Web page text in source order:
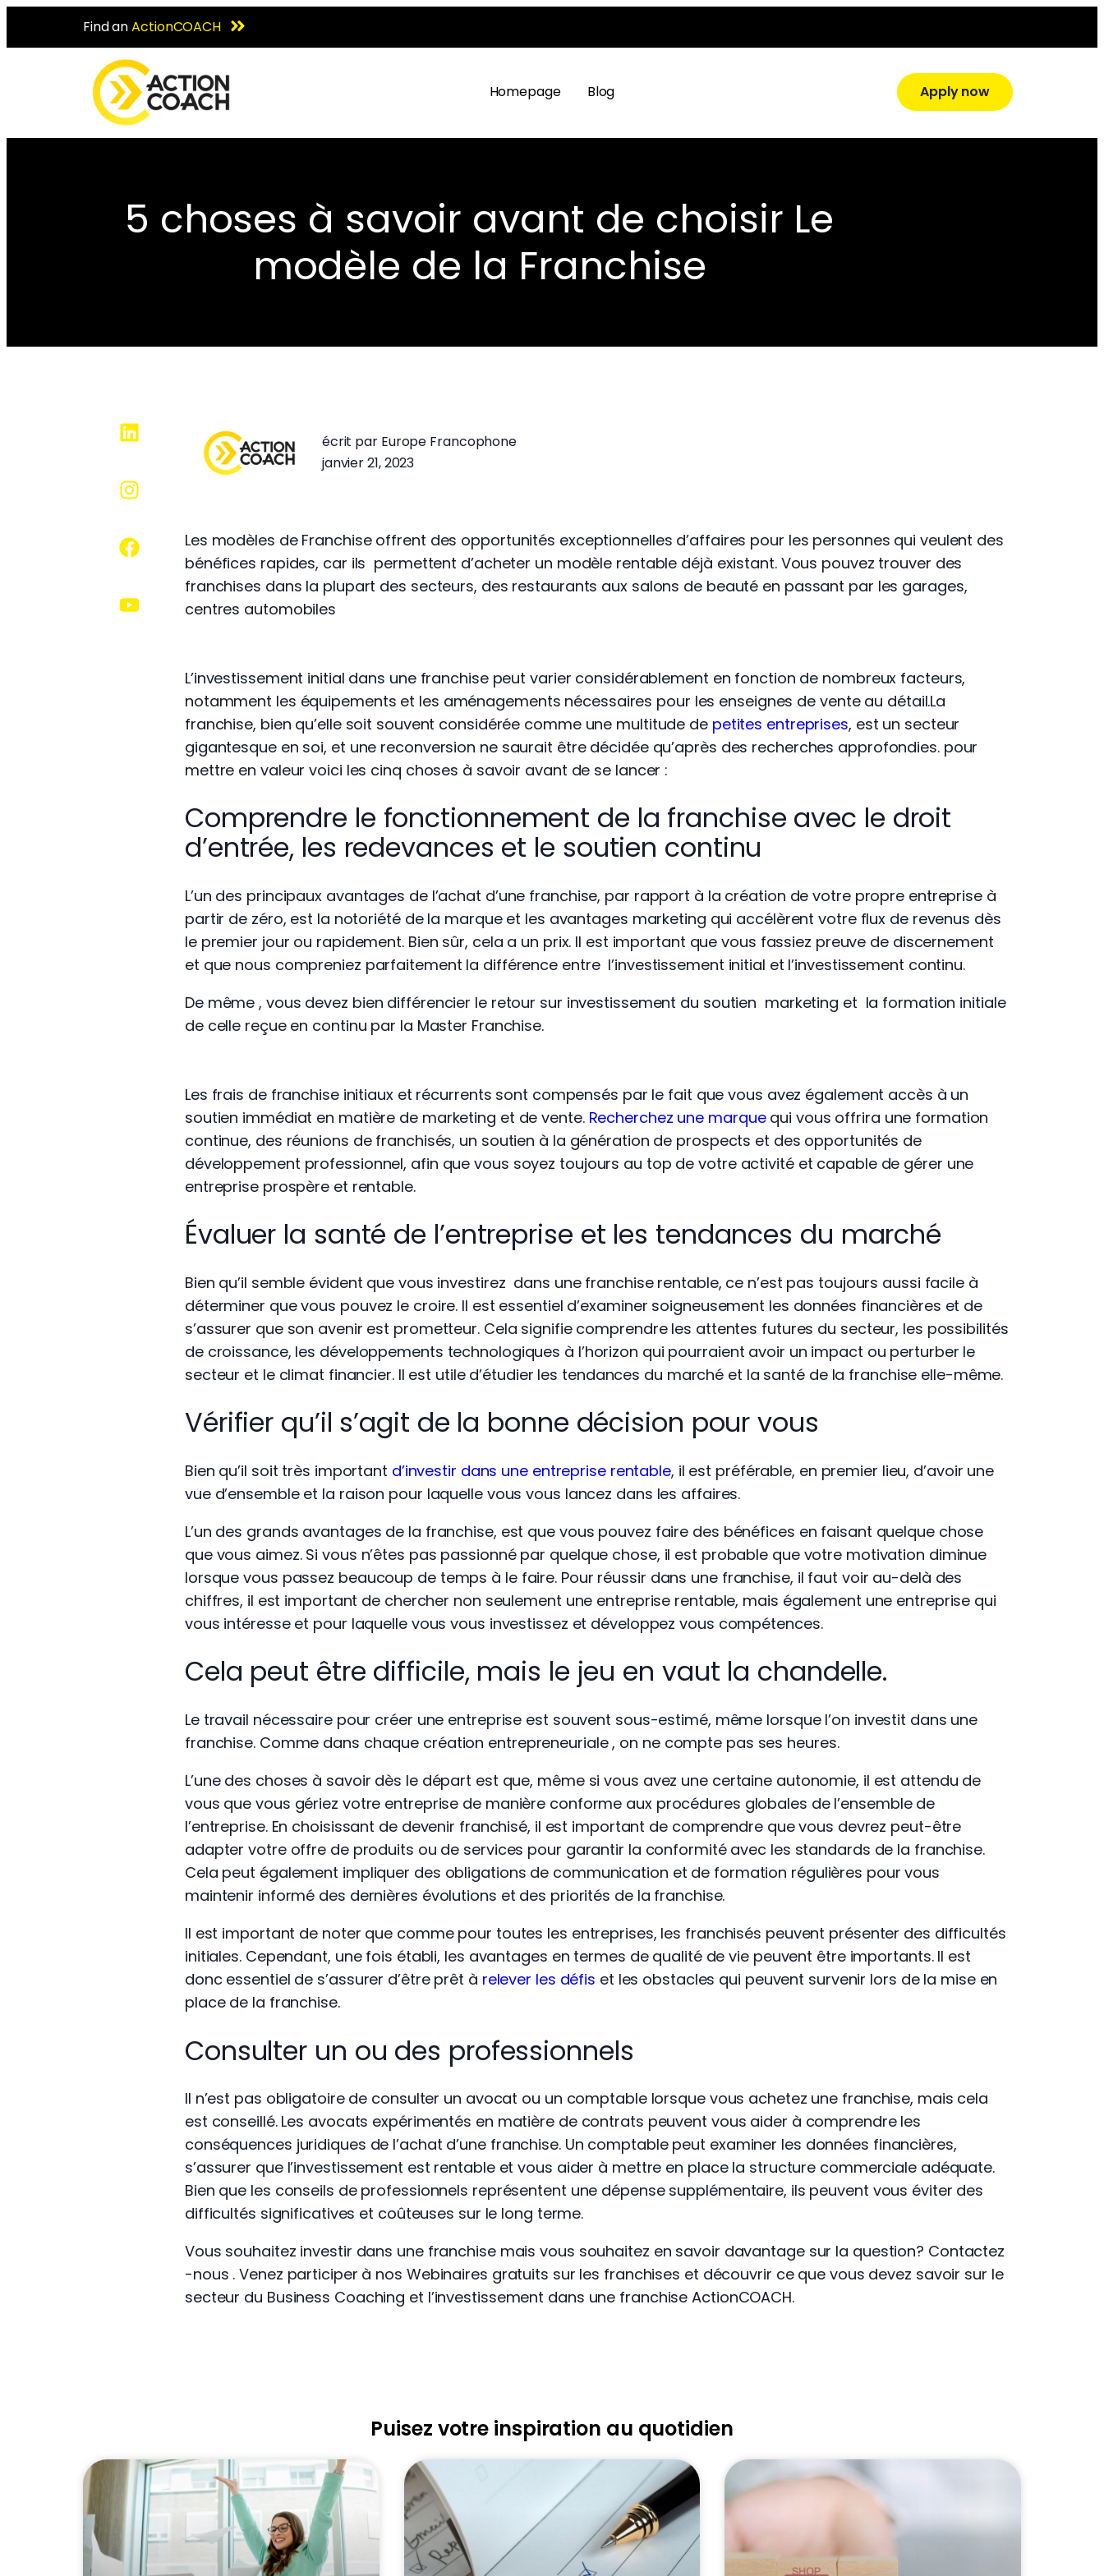
Find anActionCOACH
Homepage Blog Apply now
5 choses à savoir avant de choisir Le
modèle de la Franchise
écrit par Europe Francophone
janvier 21, 2023
Les modèles de Franchise offrent des opportunités exceptionnelles d’affaires pour les personnes qui veulent des
bénéfices rapides, car ils permettent d’acheter un modèle rentable déjà existant. Vous pouvez trouver des
franchises dans la plupart des secteurs, des restaurants aux salons de beauté en passant par les garages,
centres automobiles
L’investissement initial dans une franchise peut varier considérablement en fonction de nombreux facteurs,
notamment les équipements et les aménagements nécessaires pour les enseignes de vente au détail.La
franchise, bien qu’elle soit souvent considérée comme une multitude de petites entreprises, est un secteur
gigantesque en soi, et une reconversion ne saurait être décidée qu’après des recherches approfondies. pour
mettre en valeur voici les cinq choses à savoir avant de se lancer :
Comprendre le fonctionnement de la franchise avec le droit
d’entrée, les redevances et le soutien continu
L’un des principaux avantages de l’achat d’une franchise, par rapport à la création de votre propre entreprise à
partir de zéro, est la notoriété de la marque et les avantages marketing qui accélèrent votre flux de revenus dès
le premier jour ou rapidement. Bien sûr, cela a un prix. Il est important que vous fassiez preuve de discernement
et que nous compreniez parfaitement la différence entre l’investissement initial et l’investissement continu.
De même , vous devez bien différencier le retour sur investissement du soutien marketing et la formation initiale
de celle reçue en continu par la Master Franchise.
Les frais de franchise initiaux et récurrents sont compensés par le fait que vous avez également accès à un
soutien immédiat en matière de marketing et de vente. Recherchez une marquequi vous offrira une formation
continue, des réunions de franchisés, un soutien à la génération de prospects et des opportunités de
développement professionnel, afin que vous soyez toujours au top de votre activité et capable de gérer une
entreprise prospère et rentable.
Évaluer la santé de l’entreprise et les tendances du marché
Bien qu’il semble évident que vous investirez dans une franchise rentable, ce n’est pas toujours aussi facile à
déterminer que vous pouvez le croire. Il est essentiel d’examiner soigneusement les données financières et de
s’assurer que son avenir est prometteur. Cela signifie comprendre les attentes futures du secteur, les possibilités
de croissance, les développements technologiques à l’horizon qui pourraient avoir un impact ou perturber le
secteur et le climat financier. Il est utile d’étudier les tendances du marché et la santé de la franchise elle-même.
Vérifier qu’il s’agit de la bonne décision pour vous
Bien qu’il soit très important d’investir dans une entreprise rentable, il est préférable, en premier lieu, d’avoir une
vue d’ensemble et la raison pour laquelle vous vous lancez dans les affaires.
L’un des grands avantages de la franchise, est que vous pouvez faire des bénéfices en faisant quelque chose
que vous aimez. Si vous n’êtes pas passionné par quelque chose, il est probable que votre motivation diminue
lorsque vous passez beaucoup de temps à le faire. Pour réussir dans une franchise, il faut voir au-delà des
chiffres, il est important de chercher non seulement une entreprise rentable, mais également une entreprise qui
vous intéresse et pour laquelle vous vous investissez et développez vous compétences.
Cela peut être difficile, mais le jeu en vaut la chandelle.
Le travail nécessaire pour créer une entreprise est souvent sous-estimé, même lorsque l’on investit dans une
franchise. Comme dans chaque création entrepreneuriale , on ne compte pas ses heures.
L’une des choses à savoir dès le départ est que, même si vous avez une certaine autonomie, il est attendu de
vous que vous gériez votre entreprise de manière conforme aux procédures globales de l’ensemble de
l’entreprise. En choisissant de devenir franchisé, il est important de comprendre que vous devrez peut-être
adapter votre offre de produits ou de services pour garantir la conformité avec les standards de la franchise.
Cela peut également impliquer des obligations de communication et de formation régulières pour vous
maintenir informé des dernières évolutions et des priorités de la franchise.
Il est important de noter que comme pour toutes les entreprises, les franchisés peuvent présenter des difficultés
initiales. Cependant, une fois établi, les avantages en termes de qualité de vie peuvent être importants. Il est
donc essentiel de s’assurer d’être prêt à relever les défis et les obstacles qui peuvent survenir lors de la mise en
place de la franchise.
Consulter un ou des professionnels
Il n’est pas obligatoire de consulter un avocat ou un comptable lorsque vous achetez une franchise, mais cela
est conseillé. Les avocats expérimentés en matière de contrats peuvent vous aider à comprendre les
conséquences juridiques de l’achat d’une franchise. Un comptable peut examiner les données financières,
s’assurer que l’investissement est rentable et vous aider à mettre en place la structure commerciale adéquate.
Bien que les conseils de professionnels représentent une dépense supplémentaire, ils peuvent vous éviter des
difficultés significatives et coûteuses sur le long terme.
Vous souhaitez investir dans une franchise mais vous souhaitez en savoir davantage sur la question? Contactez
-nous . Venez participer à nos Webinaires gratuits sur les franchises et découvrir ce que vous devez savoir sur le
secteur du Business Coaching et l’investissement dans une franchise ActionCOACH.
Puisez votre inspiration au quotidien